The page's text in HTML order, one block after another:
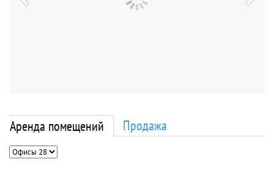
Аренда помещений Продажа